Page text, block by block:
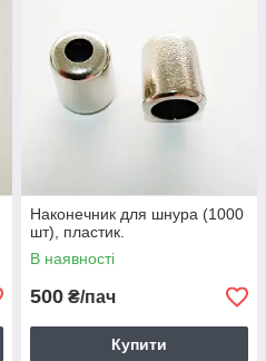
Наконечник для шнура (1000
шт), пластик.
В наявності
500 ₴/пач
Купити